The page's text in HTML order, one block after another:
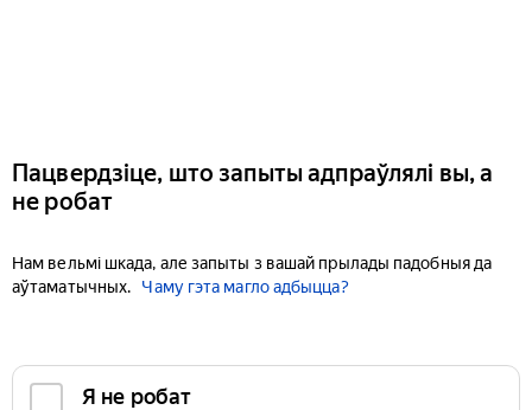
Пацвердзіце, што запыты адпраўлялі вы, а
не робат
Нам вельмі шкада, але запыты з вашай прылады падобныя да
аўтаматычных.
Чаму гэта магло адбыцца?
Я не робат